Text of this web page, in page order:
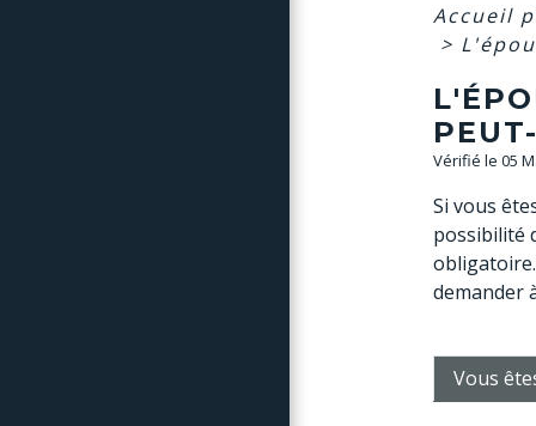
Accueil
>
Vérifié le 05
Si vous
possibilité
demander
Vous